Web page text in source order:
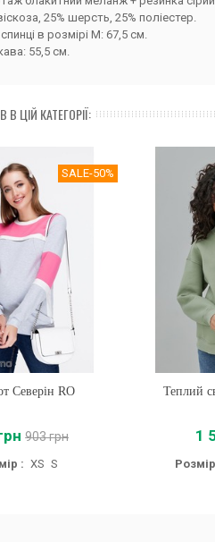
25% шерсть, 25% поліестер.
в розмірі М: 67,5 см.
55,5 см.
В ЦІЙ КАТЕГОРІЇ:
SALE-50%
Северін RO
903 грн
: XS S
Теплий
1